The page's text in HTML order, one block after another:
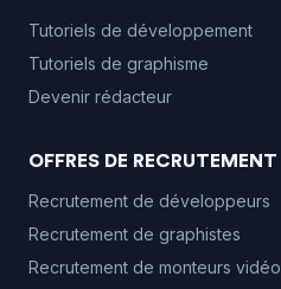
Tutoriels de développement
Tutoriels de graphisme
Devenir rédacteur
OFFRES DE RECRUTEMENT
Recrutement de développeurs
Recrutement de graphistes
Recrutement de monteurs vidéo